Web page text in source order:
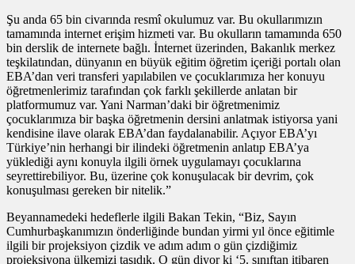
Şu anda 65 bin civarında resmî okulumuz var. Bu okullarımızın
tamamında internet erişim hizmeti var. Bu okulların tamamında 650
bin derslik de internete bağlı. İnternet üzerinden, Bakanlık merkez
teşkilatından, dünyanın en büyük eğitim öğretim içeriği portalı olan
EBA’dan veri transferi yapılabilen ve çocuklarımıza her konuyu
öğretmenlerimiz tarafından çok farklı şekillerde anlatan bir
platformumuz var. Yani Narman’daki bir öğretmenimiz
çocuklarımıza bir başka öğretmenin dersini anlatmak istiyorsa yani
kendisine ilave olarak EBA’dan faydalanabilir. Açıyor EBA’yı
Türkiye’nin herhangi bir ilindeki öğretmenin anlatıp EBA’ya
yüklediği aynı konuyla ilgili örnek uygulamayı çocuklarına
seyrettirebiliyor. Bu, üzerine çok konuşulacak bir devrim, çok
konuşulması gereken bir nitelik.”
Beyannamedeki hedeflerle ilgili Bakan Tekin, “Biz, Sayın
Cumhurbaşkanımızın önderliğinde bundan yirmi yıl önce eğitimle
ilgili bir projeksiyon çizdik ve adım adım o gün çizdiğimiz
projeksiyona ülkemizi taşıdık. O gün diyor ki ‘5. sınıftan itibaren